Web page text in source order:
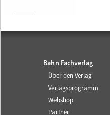
Bahn Fachverlag
Über den Verlag
Verlagsprogramm
Webshop
Partner